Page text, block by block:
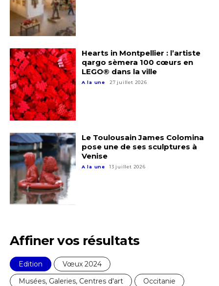
Hearts in Montpellier : l’artiste
qargo sèmera 100 cœurs en
LEGO® dans la ville
A la une 27 juillet 2026
Le Toulousain James Colomina
pose une de ses sculptures à
Venise
A la une 13 juillet 2026
Affiner vos résultats
Edition
Vœux 2024
Musées, Galeries, Centres d'art
Occitanie